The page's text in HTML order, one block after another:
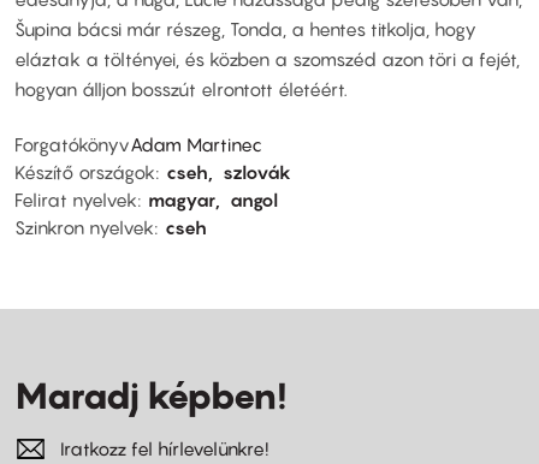
Šupina bácsi már részeg, Tonda, a hentes titkolja, hogy
eláztak a töltényei, és közben a szomszéd azon töri a fejét,
hogyan álljon bosszút elrontott életéért.
ForgatókönyvAdam Martinec
Készítő országok
cseh
szlovák
Felirat nyelvek
magyar
angol
Szinkron nyelvek
cseh
Maradj képben!
Iratkozz fel hírlevelünkre!